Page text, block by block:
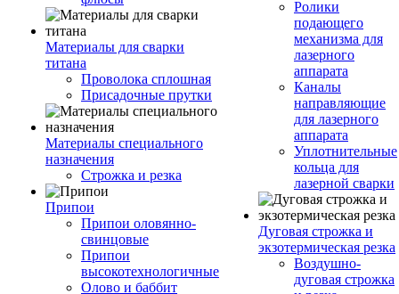
Материалы для сварки
титана
Проволока сплошная
Присадочные прутки
Материалы специального
назначения
Строжка и резка
Припои
Припои оловянно-
свинцовые
Припои
высокотехнологичные
Олово и баббит
Ролики
подающего
механизма для
лазерного
аппарата
Каналы
направляющие
для лазерного
аппарата
Уплотнительные
кольца для
лазерной сварки
Дуговая строжка и
экзотермическая резка
Воздушно-
дуговая строжка